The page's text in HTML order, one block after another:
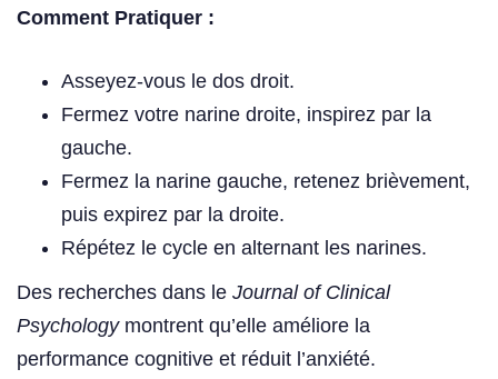
Comment Pratiquer :
Asseyez-vous le dos droit.
Fermez votre narine droite, inspirez par la
gauche.
Fermez la narine gauche, retenez brièvement,
puis expirez par la droite.
Répétez le cycle en alternant les narines.
Des recherches dans le Journal of Clinical
Psychologymontrent qu’elle améliore la
performance cognitive et réduit l’anxiété.